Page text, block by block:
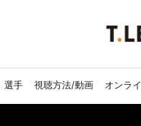
選手 視聴方法/動画 オンラ